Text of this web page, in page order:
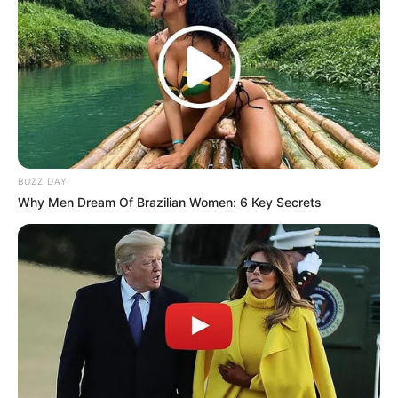
ketiga, tapi ia membantahnya.
Baca juga:Biodata, Profil, dan Fakta Aqeela Calista
Quotes
Semuanya akan jadi lebih indah kalau pikiran kita
lebih terbuka. Selalu berusaha lakukan yg terbaik dan
Cara supaya hidup mu lebih bahagia, prinsipnya
sederhana kok. Kurangin ngeluh, jgn cari musuh tapi
perbanyak teman. Buang gengsi dan belajar untuk
saling mengisi. Masalah besar dikecilin, masalah kecil
dihilangin. Semua hal diasikin aja, pasti hidup mu
bakal lebih hepi. Oh iya, satu lagi. Jgn lupa bersyukur
Beginilah hidup. Kadang kita dikecewakan, tapi kita
BUZZ DAY
Why Men Dream Of Brazilian Women: 6 Key Secrets